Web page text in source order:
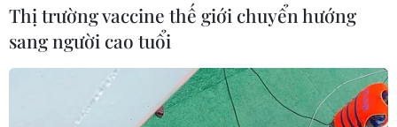
khoảng 80kg về lại đại dương.
Thị trường vaccine thế giới chuyển hướng
sang người cao tuổi